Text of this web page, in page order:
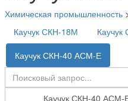
Химическая промышленность
Каучук СКН-18М
Каучук СКН-40 АСМ-Е